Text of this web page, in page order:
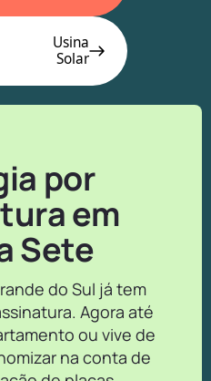
Usina
Solar
por
em
Sete
do Sul já tem
Agora até
ou vive de
na conta de